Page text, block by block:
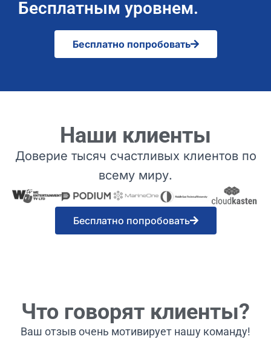
Бесплатным уровнем.
Бесплатно попробовать
Наши клиенты
Доверие тысяч счастливых клиентов по
всему миру.
Бесплатно попробовать
Что говорят клиенты?
Ваш отзыв очень мотивирует нашу команду!